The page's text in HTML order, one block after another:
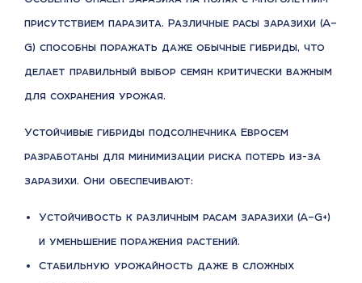
присутствием паразита. Различные расы заразихи (A–
G) способны поражать даже обычные гибриды, что
делает правильный выбор семян критически важным
для сохранения урожая.
Устойчивые гибриды подсолнечника Евросем
разработаны для минимизации риска потерь из-за
заразихи. Они обеспечивают:
Устойчивость к различным расам заразихи (A–G+)
и уменьшение поражения растений.
Стабильную урожайность даже в сложных